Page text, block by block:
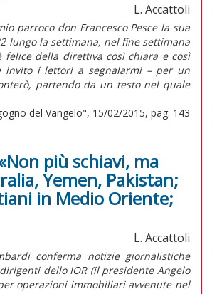
L. Accattoli
parroco don Francesco Pesce la sua
lungo la settimana, nel fine settimana
felice della direttiva così chiara e così
invito i lettori a segnalarmi – per un
partendo da un testo nel quale
del Vangelo", 15/02/2015, pag. 143
più schiavi, ma
Yemen, Pakistan;
in Medio Oriente;
L. Accattoli
conferma notizie giornalistiche
dello IOR (il presidente Angelo
operazioni immobiliari avvenute nel